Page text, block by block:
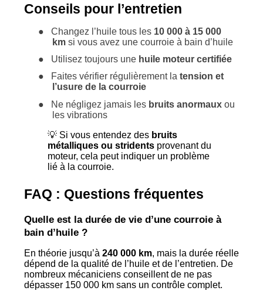
Conseils pour l’entretien
● Changez l’huile tous les 10 000 à 15 000
kmsi vous avez une courroie à bain d’huile
●
Utilisez toujours une huile moteur certifiée
●
Faites vérifier régulièrement la tension et
l’usure de la courroie
●
Ne négligez jamais les bruits anormauxou
les vibrations
💡 Si vous entendez des bruits
métalliques ou stridentsprovenant du
moteur, cela peut indiquer un problème
lié à la courroie.
FAQ : Questions fréquentes
Quelle est la durée de vie d’une courroie à
bain d’huile ?
En théorie jusqu’à 240 000 km, mais la durée réelle
dépend de la qualité de l’huile et de l’entretien. De
nombreux mécaniciens conseillent de ne pas
dépasser 150 000 km sans un contrôle complet.